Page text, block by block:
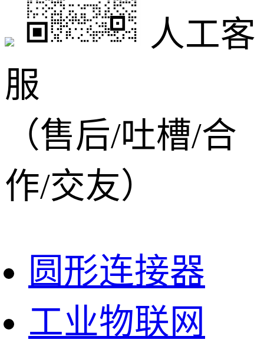
人工客
服
（售后/吐槽/合
作/交友）
圆形连接器
工业物联网